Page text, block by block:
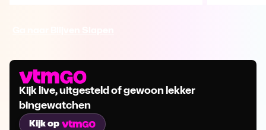
Kijk live, uitgesteld of gewoon lekker
bingewatchen
Kijk op